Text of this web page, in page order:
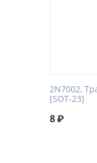
2N7002,
[SOT-23]
8₽